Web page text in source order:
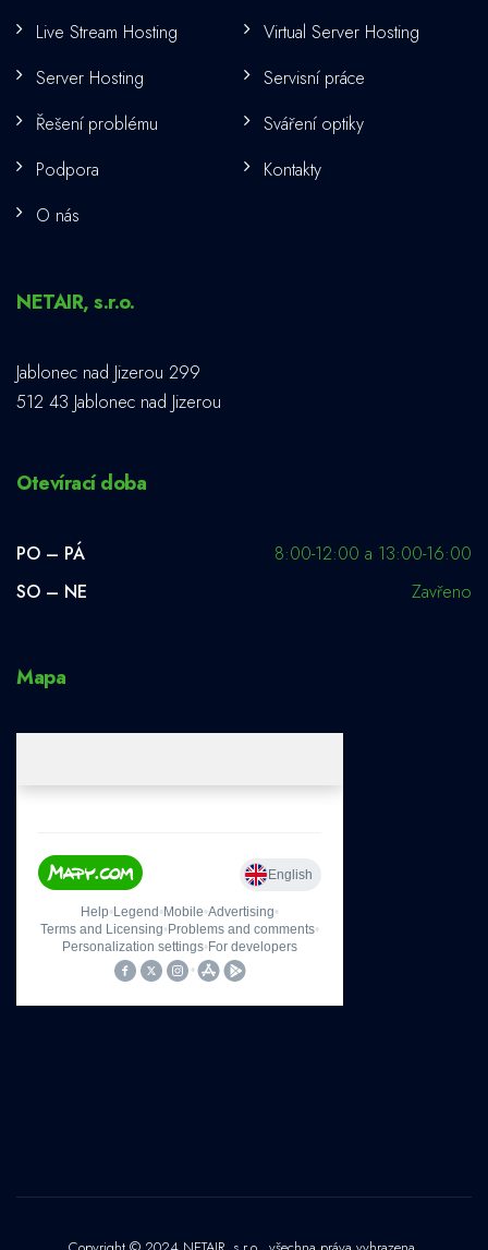
Live Stream Hosting
Virtual Server Hosting
Server Hosting
Servisní práce
Řešení problému
Sváření optiky
Podpora
Kontakty
O nás
NETAIR, s.r.o.
Jablonec nad Jizerou 299
512 43 Jablonec nad Jizerou
Otevírací doba
PO – PÁ
8:00-12:00 a 13:00-16:00
SO – NE
Zavřeno
Mapa